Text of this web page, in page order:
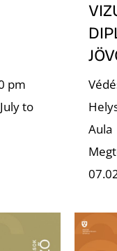
pm
to
Aula